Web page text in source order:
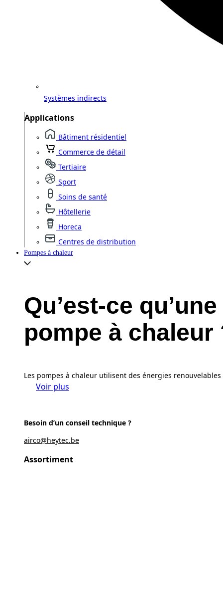
Systèmes indirects
Applications
Bâtiment résidentiel
Commerce de détail
Tertiaire
Sport
Soins de santé
Hôtellerie
Horeca
Centres de distribution
Pompes à chaleur
Qu’est-ce qu’une
pompe à chaleur
Les pompes à chaleur utilisent des énergies
Voir plus
Besoin d’un conseil technique ?
airco@heytec.be
Assortiment